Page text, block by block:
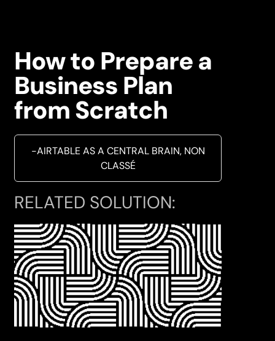
How to Prepare a
Business Plan
from Scratch
-AIRTABLE AS A CENTRAL BRAIN, NON
CLASSÉ
RELATED SOLUTION: